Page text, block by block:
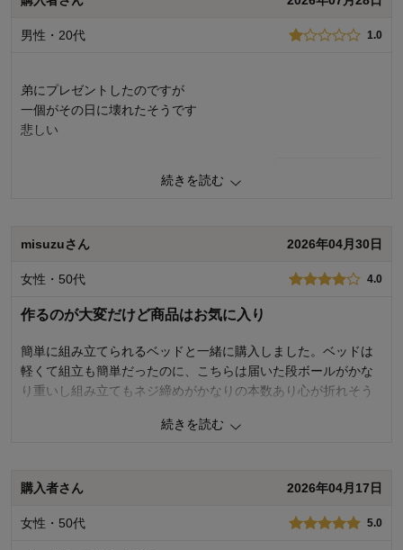
男性・20代 1.0
弟にプレゼントしたのですが
一個がその日に壊れたそうです
悲しい
使用感・使いやすさ
使用場所： 寝室
購入のきっかけ： 転居・引越
続きを読む
misuzuさん 2026年04月30日
女性・50代 4.0
作るのが大変だけど商品はお気に入り
簡単に組み立てられるベッドと一緒に購入しました。ベッドは
軽くて組立も簡単だったのに、こちらは届いた段ボールがかな
り重いし組み立てもネジ締めがかなりの本数あり心が折れそう
げで頑丈そうで収納量がかなりありキャスターもスムーズで使
参考になった
続きを読む
購入者さん 2026年04月17日
女性・50代 5.0